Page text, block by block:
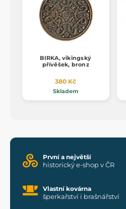
BIRKA, vikingský
přívěšek, bronz
380 Kč
Skladem
První a největší
historický e-shop v ČR
Vlastní kovárna
šperkařství i brašnářství